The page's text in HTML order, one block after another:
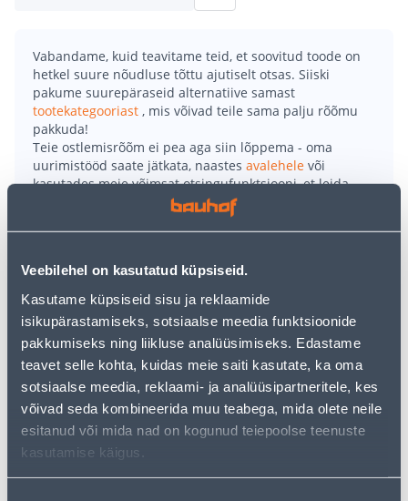
Veebilehel on kasutatud küpsiseid.
Kasutame küpsiseid sisu ja reklaamide
isikupärastamiseks, sotsiaalse meedia funktsioonide
pakkumiseks ning liikluse analüüsimiseks. Edastame
teavet selle kohta, kuidas meie saiti kasutate, ka oma
sotsiaalse meedia, reklaami- ja analüüsipartneritele, kes
võivad seda kombineerida muu teabega, mida olete neile
esitanud või mida nad on kogunud teiepoolse teenuste
kasutamise käigus.
Vabandame, kuid teavitame teid, et soovitud toode on
hetkel suure nõudluse tõttu ajutiselt otsas. Siiski
pakume suurepäraseid alternatiive samast
tootekategooriast , mis võivad teile sama palju rõõmu
pakkuda!
Teie ostlemisrõõm ei pea aga siin lõppema - oma
uurimistööd saate jätkata, naastes avalehele või
kasutades meie võimsat otsingufunktsiooni, et leida
veelgi meelepärasemad valikuid. Head ostlemist!
meetrit.
• Võimalik vabalt ühe käega kõrgust muuta (vahemikus
149-197 cm).
• Vastupidavad UV-kindlad ja libisemise vastased
kuivatusnöörid ning haarade otsas aasad riidepuude
jaoks.
• Kandevõime on kuni 40 kg.
• 14-päevane tagastusõigus.